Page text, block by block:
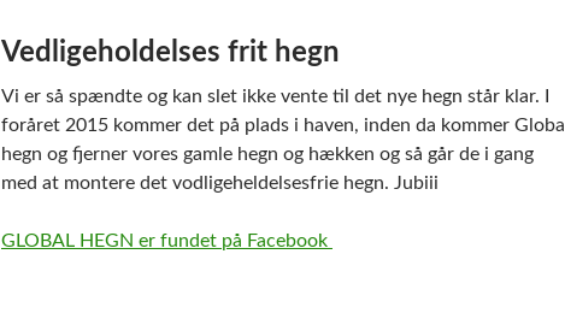
Vedligeholdelses frit hegn
Vi er så spændte og kan slet ikke vente til det nye hegn står klar. I
foråret 2015 kommer det på plads i haven, inden da kommer Global
hegn og fjerner vores gamle hegn og hækken og så går de i gang
med at montere det vodligeheldelsesfrie hegn. Jubiii
GLOBAL HEGN er fundet på Facebook